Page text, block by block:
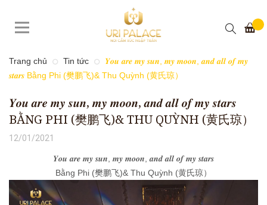
Trang chủ Tin tức
𝒀𝒐𝒖 𝒂𝒓𝒆 𝒎𝒚 𝒔𝒖𝒏, 𝒎𝒚 𝒎𝒐𝒐𝒏, 𝒂𝒏𝒅 𝒂𝒍𝒍 𝒐𝒇 𝒎𝒚
𝒔𝒕𝒂𝒓𝒔 Bằng Phi (樊鹏飞)& Thu Quỳnh (黄氏琼）
𝒀𝒐𝒖 𝒂𝒓𝒆 𝒎𝒚 𝒔𝒖𝒏, 𝒎𝒚 𝒎𝒐𝒐𝒏, 𝒂𝒏𝒅 𝒂𝒍𝒍 𝒐𝒇 𝒎𝒚 𝒔𝒕𝒂𝒓𝒔
BẰNG PHI (樊鹏飞)& THU QUỲNH (黄氏琼）
12/01/2021
𝒀𝒐𝒖 𝒂𝒓𝒆 𝒎𝒚 𝒔𝒖𝒏, 𝒎𝒚 𝒎𝒐𝒐𝒏, 𝒂𝒏𝒅 𝒂𝒍𝒍 𝒐𝒇 𝒎𝒚 𝒔𝒕𝒂𝒓𝒔
Bằng Phi (樊鹏飞)& Thu Quỳnh (黄氏琼）